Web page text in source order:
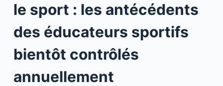
o
n
e
le sport : les antécédents
des éducateurs sportifs
bientôt contrôlés
annuellement